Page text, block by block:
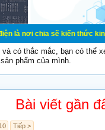
sẽ kiến thức kinh
có thắc mắc, bạn có thể
phẩm của mình.
Bài viết gần
10 Tiếp >